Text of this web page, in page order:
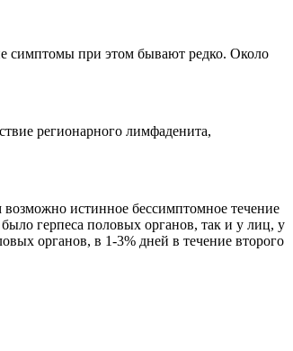
симптомы при этом бывают редко. Около
регионарного лимфаденита,
истинное бессимптомное течение
герпеса половых органов, так и у лиц, у
органов, в 1-3% дней в течение второго